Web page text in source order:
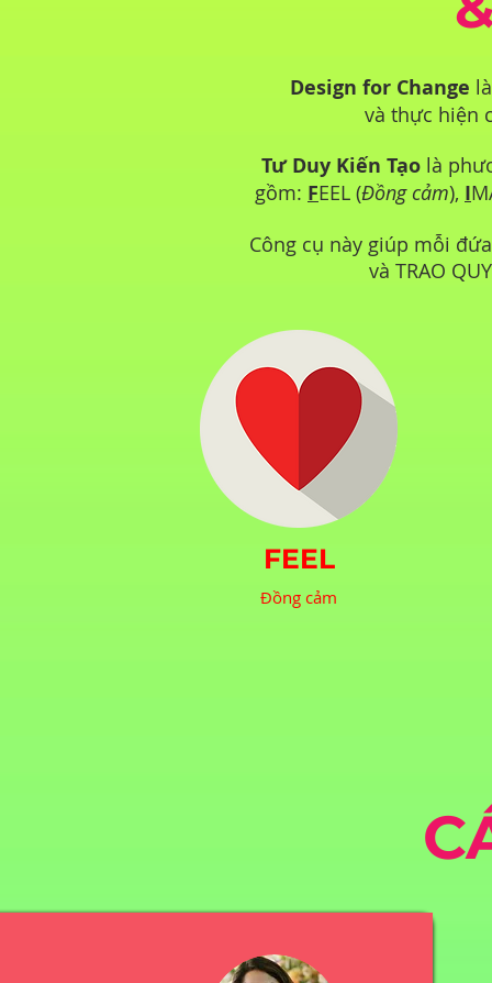
Design for Change
và thực hiện
Tư Duy Kiến Tạolà
gồm: FEEL (Đồng cảm), I
Công cụ này giúp mỗi
và TRAO
FEEL
Đồng cảm